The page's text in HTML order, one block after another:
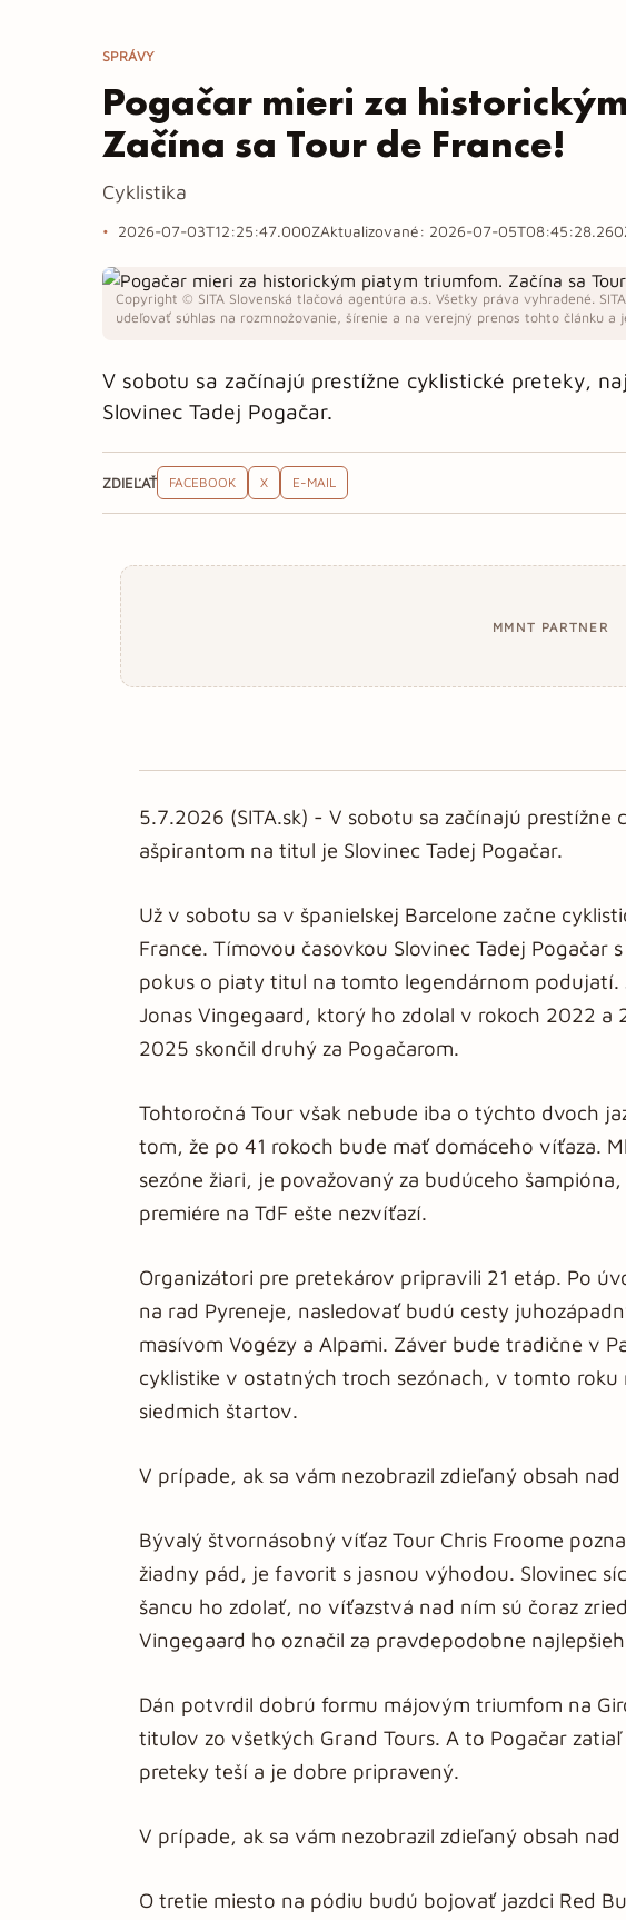
SPRÁVY
Pogačar mieri za
Začína sa Tour de France!
Cyklistika
2026-07-03T12:25:47.000ZAktualizované: 2026-07-
Copyright © SITA Slovenská tlačová agentúra a.s. Všetky práva vyhradené.
udeľovať súhlas na rozmnožovanie, šírenie a na verejný prenos tohto článku a
V sobotu sa začínajú prestížne cyklistické preteky,
Slovinec Tadej Pogačar.
ZDIEĽAŤ FACEBOOK X E-MAIL
MMNT PARTNER
5.7.2026 (SITA.sk) - V sobotu sa začínajú prestížne
ašpirantom na titul je Slovinec Tadej Pogačar.
Už v sobotu sa v španielskej Barcelone začne
France. Tímovou časovkou Slovinec Tadej Pogačar
pokus o piaty titul na tomto legendárnom podujatí.
Jonas Vingegaard, ktorý ho zdolal v rokoch 2022
2025 skončil druhý za Pogačarom.
Tohtoročná Tour však nebude iba o týchto dvoch
tom, že po 41 rokoch bude mať domáceho víťaza.
sezóne žiari, je považovaný za budúceho
premiére na TdF ešte nezvíťazí.
Organizátori pre pretekárov pripravili 21 etáp. Po
na rad Pyreneje, nasledovať budú cesty
masívom Vogézy a Alpami. Záver bude tradične v
cyklistike v ostatných troch sezónach, v tomto
siedmich štartov.
V prípade, ak sa vám nezobrazil zdieľaný obsah
Bývalý štvornásobný víťaz Tour Chris Froome
žiadny pád, je favorit s jasnou výhodou. Slovinec
šancu ho zdolať, no víťazstvá nad ním sú čoraz
Vingegaard ho označil za pravdepodobne
Dán potvrdil dobrú formu májovým triumfom na
titulov zo všetkých Grand Tours. A to Pogačar
preteky teší a je dobre pripravený.
V prípade, ak sa vám nezobrazil zdieľaný obsah
O tretie miesto na pódiu budú bojovať jazdci Red